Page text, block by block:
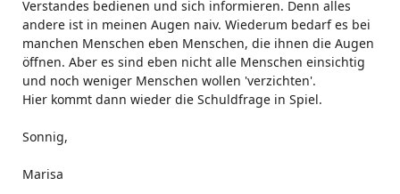
Verstandes bedienen und sich informieren. Denn alles
andere ist in meinen Augen naiv. Wiederum bedarf es bei
manchen Menschen eben Menschen, die ihnen die Augen
öffnen. Aber es sind eben nicht alle Menschen einsichtig
und noch weniger Menschen wollen 'verzichten'.
Hier kommt dann wieder die Schuldfrage in Spiel.
Sonnig,
Marisa